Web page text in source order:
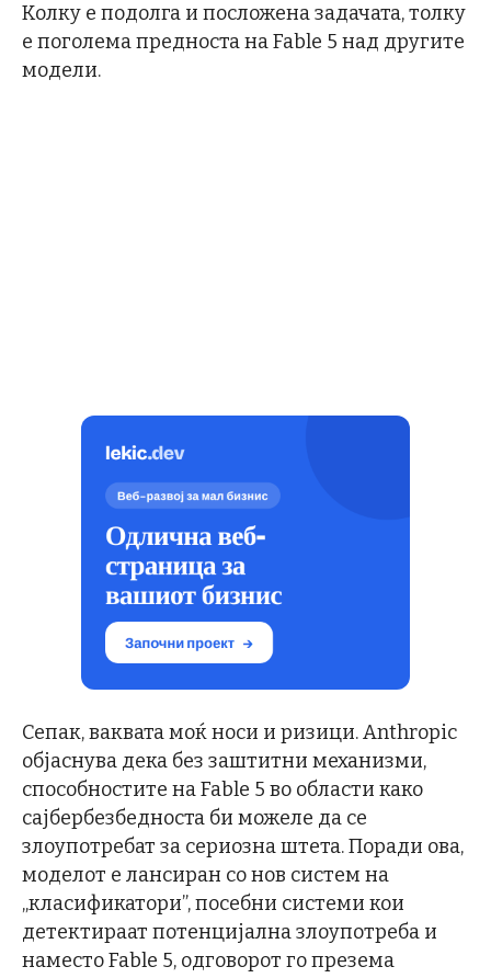
Колку е подолга и посложена задачата, толку
е поголема предноста на Fable 5 над другите
модели.
Сепак, ваквата моќ носи и ризици. Anthropic
објаснува дека без заштитни механизми,
способностите на Fable 5 во области како
сајбербезбедноста би можеле да се
злоупотребат за сериозна штета. Поради ова,
моделот е лансиран со нов систем на
„класификатори”, посебни системи кои
детектираат потенцијална злоупотреба и
наместо Fable 5, одговорот го презема